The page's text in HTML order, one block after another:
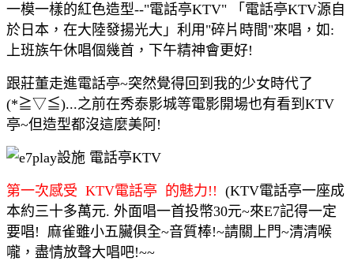
一模一樣的紅色造型--"電話亭KTV" 「電話亭KTV源自
於日本，在大陸發揚光大」利用"碎片時間"來唱，如:
上班族午休唱個幾首，下午精神會更好!
跟莊董走進電話亭~突然覺得回到我的少女時代了
(*≧▽≦)...之前在秀泰影城等電影開場也有看到KTV
亭~但造型都沒這麼美阿!
第一次感受 KTV電話亭 的魅力!! (KTV電話亭一座成
本約三十多萬元. 外面唱一首投幣30元~來E7記得一定
要唱! 麻雀雖小五臟俱全~音質棒!~請關上門~清清喉
嚨，盡情放聲大唱吧!~~